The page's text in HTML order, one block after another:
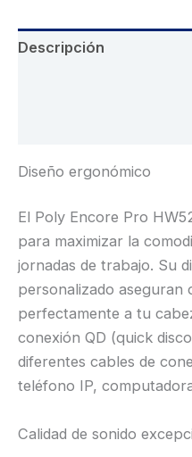
Descripción
Diseño ergonómico
El Poly Encore Pro
para maximizar la
jornadas de trabajo. Su
personalizado aseguran
perfectamente a tu
conexión QD (quick
diferentes cables de
teléfono IP,
Calidad de sonido